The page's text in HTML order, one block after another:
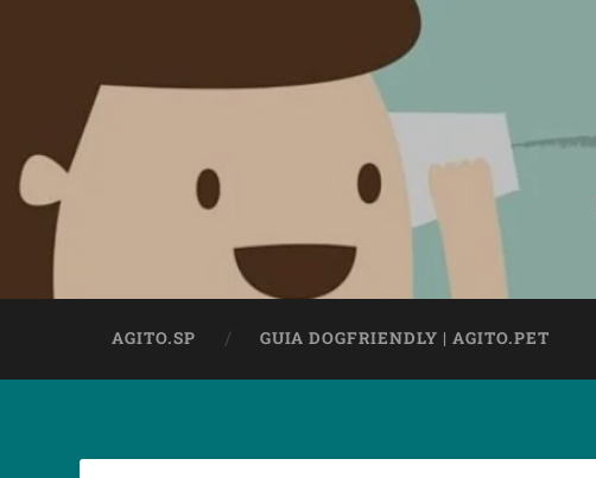
AGITO.SP GUIA DOGFRIENDLY | AGITO.PET